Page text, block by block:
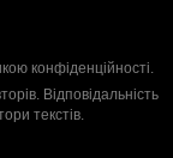
конфіденційності.
Відповідальність
текстів.